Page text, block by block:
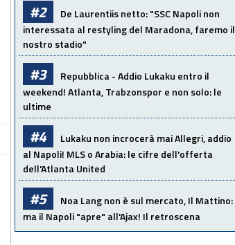
#2
De Laurentiis netto: "SSC Napoli non
interessata al restyling del Maradona, faremo il
nostro stadio"
#3
Repubblica - Addio Lukaku entro il
weekend! Atlanta, Trabzonspor e non solo: le
ultime
#4
Lukaku non incrocerà mai Allegri, addio
al Napoli! MLS o Arabia: le cifre dell'offerta
dell'Atlanta United
#5
Noa Lang non è sul mercato, Il Mattino:
ma il Napoli "apre" all'Ajax! Il retroscena